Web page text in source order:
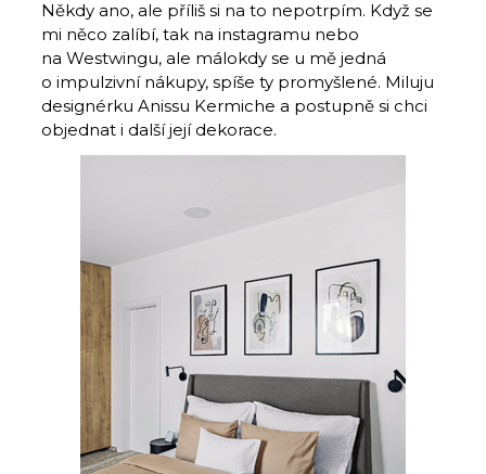
Někdy ano, ale příliš si na to nepotrpím. Když se
mi něco zalíbí, tak na instagramu nebo
na Westwingu, ale málokdy se u mě jedná
o impulzivní nákupy, spíše ty promyšlené. Miluju
designérku Anissu Kermiche a postupně si chci
objednat i další její dekorace.